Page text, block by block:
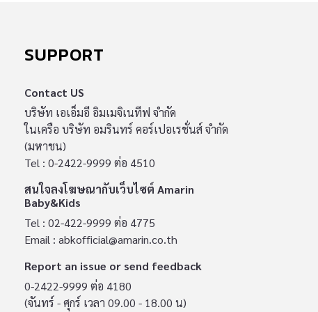
SUPPORT
Contact US
บริษัท เอเอ็มอี อิมเมจิเนทีฟ จำกัด
ในเครือ บริษัท อมรินทร์ คอร์เปอเรชั่นส์ จำกัด
(มหาชน)
Tel : 0-2422-9999 ต่อ 4510
สนใจลงโฆษณากับเว็บไซต์ Amarin
Baby&Kids
Tel : 02-422-9999 ต่อ 4775
Email : abkofficial@amarin.co.th
Report an issue or send feedback
0-2422-9999 ต่อ 4180
(จันทร์ - ศุกร์ เวลา 09.00 - 18.00 น)